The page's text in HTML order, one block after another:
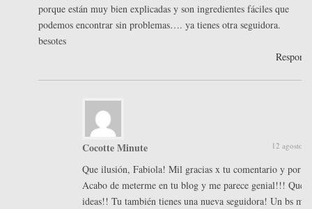
porque están muy bien explicadas y son ingredientes fáciles que
podemos encontrar sin problemas…. ya tienes otra seguidora.
besotes
Cocotte Minute 12 agosto,
Que ilusión, Fabiola! Mil gracias x tu comentario y por
Acabo de meterme en tu blog y me parece genial!!! Que
ideas!! Tu también tienes una nueva seguidora! Un bs